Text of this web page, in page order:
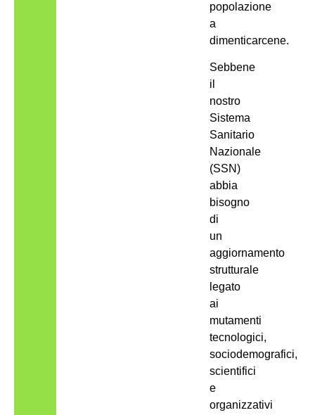
popolazione
a
dimenticarcene.
Sebbene
il
nostro
Sistema
Sanitario
Nazionale
(SSN)
abbia
bisogno
di
un
aggiornamento
strutturale
legato
ai
mutamenti
tecnologici,
sociodemografici,
scientifici
e
organizzativi